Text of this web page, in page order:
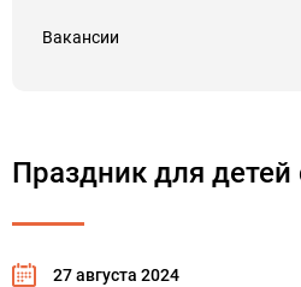
Вакансии
Праздник для детей
27 августа 2024